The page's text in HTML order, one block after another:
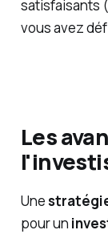
satisfaisants
vous avez
Les
Une
pour un